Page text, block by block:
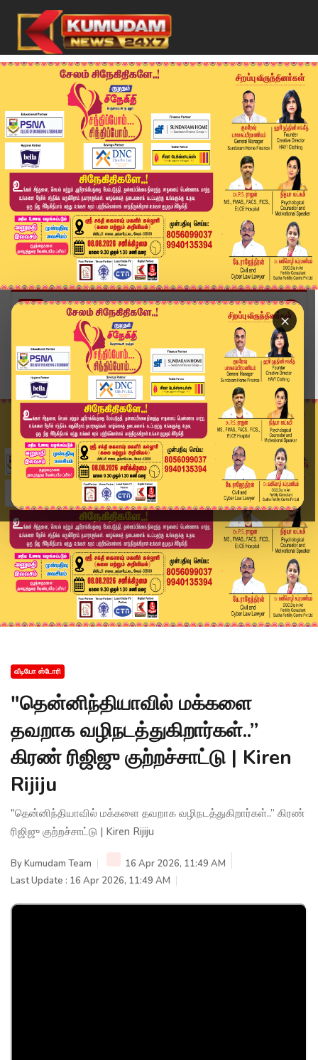
×
Home
வீடியோ ஸ்டோரி
"தென்னிந்தியாவில் மக்களை தவறாக வழிநடத்துகிறார்க...
வீடியோ ஸ்டோரி
"தென்னிந்தியாவில் மக்களை
தவறாக வழிநடத்துகிறார்கள்..”
கிரண் ரிஜிஜு குற்றச்சாட்டு | Kiren
Rijiju
"தென்னிந்தியாவில் மக்களை தவறாக வழிநடத்துகிறார்கள்..” கிரண்
ரிஜிஜு குற்றச்சாட்டு | Kiren Rijiju
ByKumudam Team
16 Apr 2026, 11:49 AM
Last Update : 16 Apr 2026, 11:49 AM